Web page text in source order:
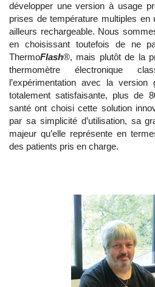
développer une version à usage
prises de température multiples
ailleurs rechargeable. Nous
en choisissant toutefois de ne
ThermoFlash®, mais plutôt de la
thermomètre électronique
l’expérimentation avec la
totalement satisfaisante, plus de
santé ont choisi cette solution
par sa simplicité d’utilisation, sa
majeur qu’elle représente en
des patients pris en charge.